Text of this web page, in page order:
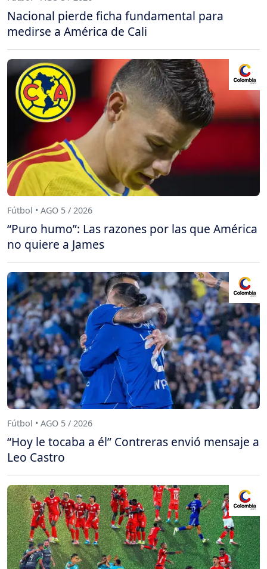
Nacional pierde ficha fundamental para
medirse a América de Cali
Fútbol • AGO 5 / 2026
“Puro humo”: Las razones por las que América
no quiere a James
Fútbol • AGO 5 / 2026
“Hoy le tocaba a él” Contreras envió mensaje a
Leo Castro